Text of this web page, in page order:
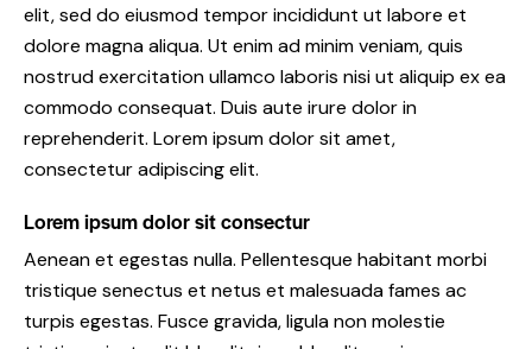
elit, sed do eiusmod tempor incididunt ut labore et
dolore magna aliqua. Ut enim ad minim veniam, quis
nostrud exercitation ullamco laboris nisi ut aliquip ex ea
commodo consequat. Duis aute irure dolor in
reprehenderit. Lorem ipsum dolor sit amet,
consectetur adipiscing elit.
Lorem ipsum dolor sit consectur
Aenean et egestas nulla. Pellentesque habitant morbi
tristique senectus et netus et malesuada fames ac
turpis egestas. Fusce gravida, ligula non molestie